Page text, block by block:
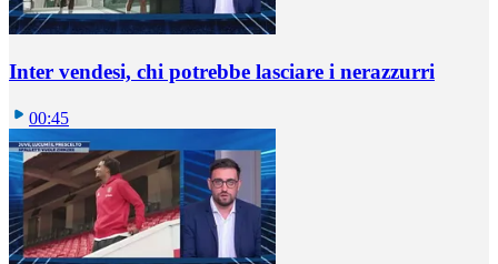
Inter vendesi, chi potrebbe lasciare i nerazzurri
00:45